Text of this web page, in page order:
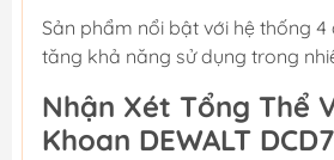
Sản phẩm nổi bật với hệ thống 4
tăng khả năng sử dụng trong
Nhận Xét Tổng Thể
Khoan DEWALT